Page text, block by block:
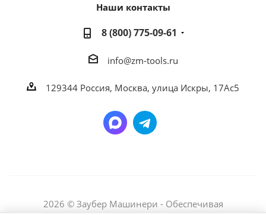
Наши контакты
8 (800) 775-09-61
info@zm-tools.ru
129344 Россия, Москва, улица Искры, 17Ас5
2026 © Заубер Машинери - Обеспечивая